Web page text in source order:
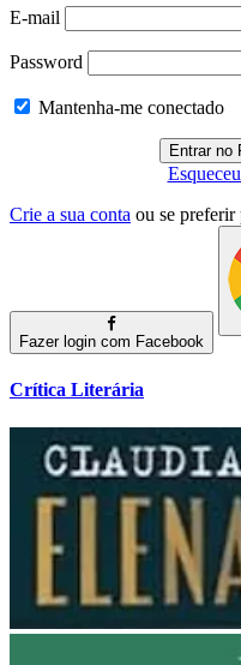
E-mail
Password
Mantenha-me conectado
Crie a sua conta ou se preferir
Fazer login com Facebook
Crítica Literária